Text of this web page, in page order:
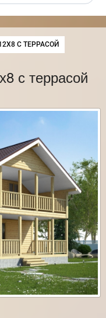
С ТЕРРАСОЙ
с террасой